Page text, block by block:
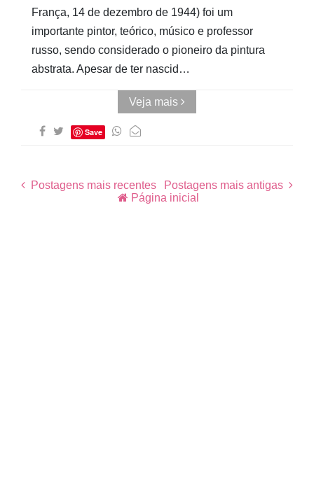
França, 14 de dezembro de 1944) foi um
importante pintor, teórico, músico e professor
russo, sendo considerado o pioneiro da pintura
abstrata. Apesar de ter nascid…
Veja mais
Save
Postagens mais recentes
Postagens mais antigas
Página inicial